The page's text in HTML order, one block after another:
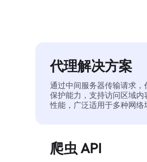
代理解决方案
通过中间服务器传输请求
保护能力，支持访问区域
性能，广泛适用于多种网络
爬虫 API